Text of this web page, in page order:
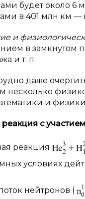
будет около 6
в 401 млн км —
и
в замкнутом
и т. п.
даже
несколько
и
с
реакция
условиях
нейтронов (